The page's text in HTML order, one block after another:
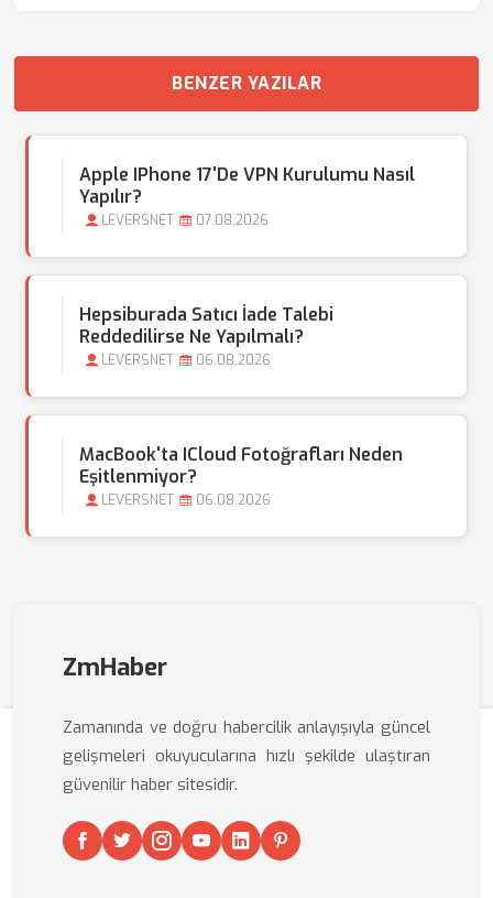
BENZER YAZILAR
Apple IPhone 17'de VPN Kurulumu Nasıl
Yapılır?
LEVERSNET 07.08.2026
Hepsiburada Satıcı İade Talebi
Reddedilirse Ne Yapılmalı?
LEVERSNET 06.08.2026
MacBook'ta ICloud Fotoğrafları Neden
Eşitlenmiyor?
LEVERSNET 06.08.2026
ZmHaber
Zamanında ve doğru habercilik anlayışıyla güncel
gelişmeleri okuyucularına hızlı şekilde ulaştıran
güvenilir haber sitesidir.